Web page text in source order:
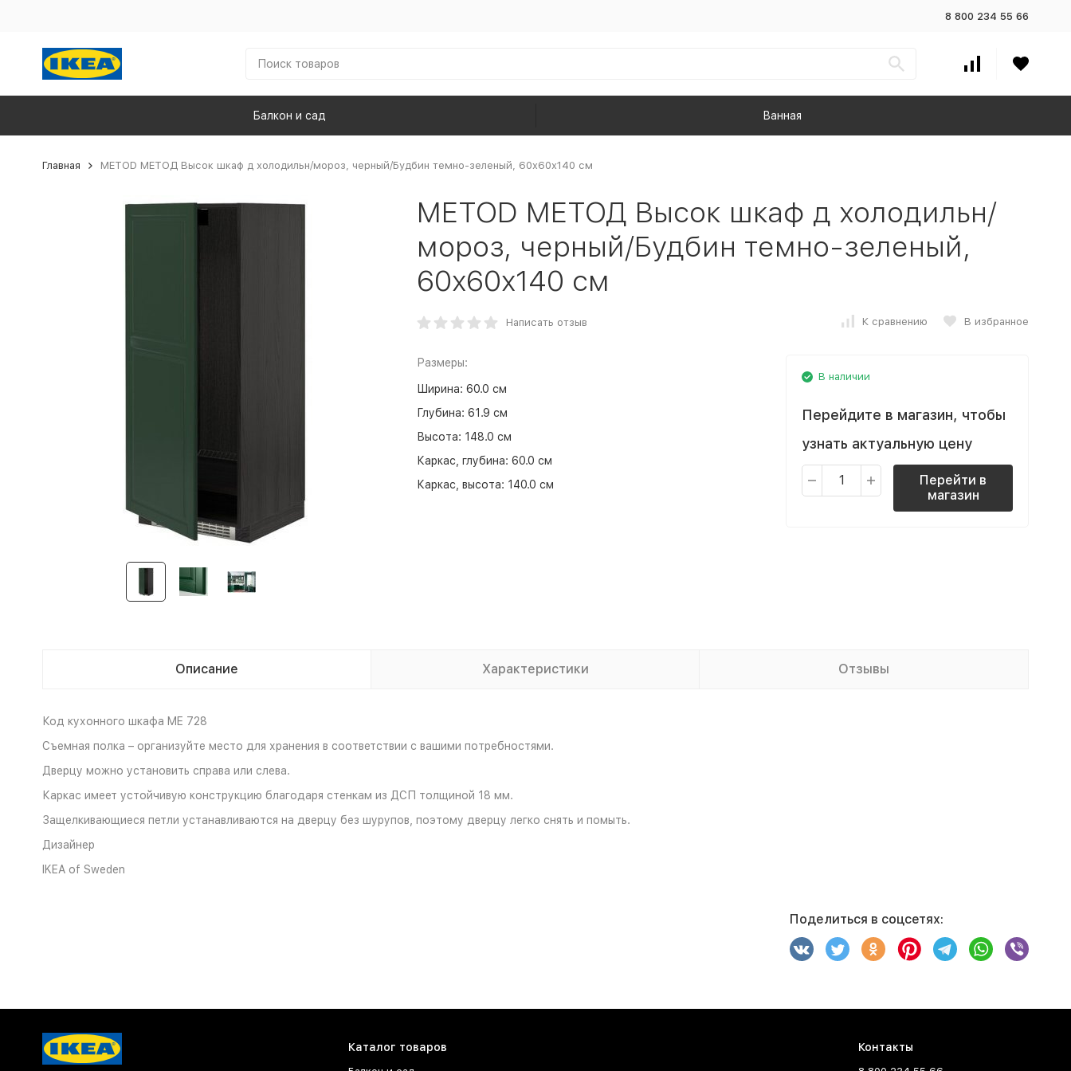
8 800 234 55 66
Балкон и сад Ванная
Главная METOD МЕТОД Высок шкаф д холодильн/мороз, черный/Будбин темно-зеленый, 60x60x140 см
METOD МЕТОД Высок шкаф д холодильн/
мороз, черный/Будбин темно-зеленый,
60x60x140 см
Написать отзыв К сравнению В избранное
Размеры:
Ширина: 60.0 см
Глубина: 61.9 см
Высота: 148.0 см
Каркас, глубина: 60.0 см
Каркас, высота: 140.0 см
В наличии
Перейдите в магазин, чтобы
узнать актуальную цену
Перейти в
магазин
Описание Характеристики Отзывы
Код кухонного шкафа ME 728
Съемная полка – организуйте место для хранения в соответствии с вашими потребностями.
Дверцу можно установить справа или слева.
Каркас имеет устойчивую конструкцию благодаря стенкам из ДСП толщиной 18 мм.
Защелкивающиеся петли устанавливаются на дверцу без шурупов, поэтому дверцу легко снять и помыть.
Дизайнер
IKEA of Sweden
Поделиться в соцсетях:
Каталог товаров Контакты